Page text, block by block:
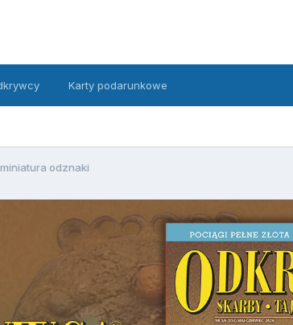
Karty podarunkowe
odznaki